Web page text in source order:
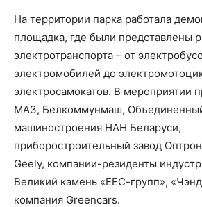
На территории парка работала
площадка, где были представлены
электротранспорта – от
электромобилей до
электросамокатов. В мероприятии
МАЗ, Белкоммунмаш,
машиностроения НАН Беларуси,
приборостроительный завод
Geely, компании-резиденты
Великий камень «ЕЕС-групп»,
компания Greencars.